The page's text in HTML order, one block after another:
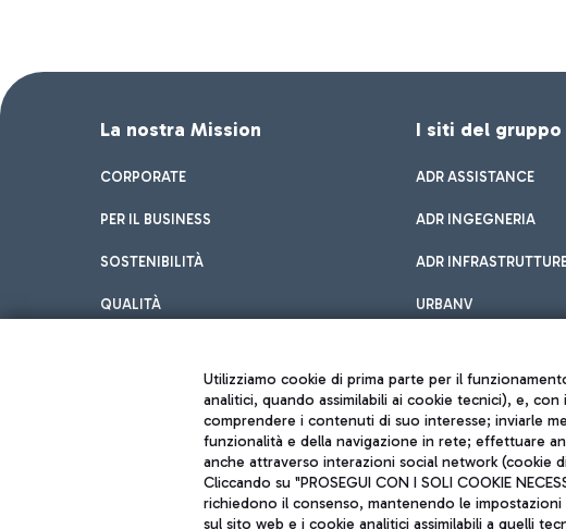
La nostra Mission
CORPORATE
PER IL BUSINESS
SOSTENIBILITÀ
QUALITÀ
I siti del gruppo
ADR ASSISTANCE
ADR INGEGNERIA
ADR
URBANV
Utilizziamo cookie di prima parte per il
analitici, quando assimilabili ai cookie tecnici), e,
comprendere i contenuti di suo interesse; inviarle
funzionalità e della navigazione in rete; effettuare
anche attraverso interazioni social network (cookie
Cliccando su "PROSEGUI CON I SOLI COOKIE
richiedono il consenso, mantenendo le
sul sito web e i cookie analitici assimilabili a quelli